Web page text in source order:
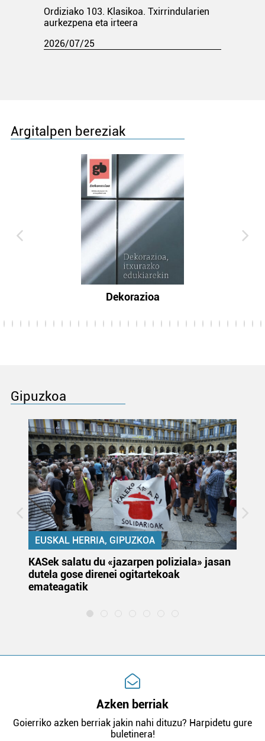
Ordiziako 103. Klasikoa. Txirrindularien
aurkezpena eta irteera
2026/07/25
Argitalpen bereziak
Dekorazioa
Gipuzkoa
EUSKAL HERRIA, GIPUZKOA
KASek salatu du «jazarpen poliziala» jasan
dutela gose direnei ogitartekoak
emateagatik
Azken berriak
Goierriko azken berriak jakin nahi dituzu? Harpidetu gure
buletinera!